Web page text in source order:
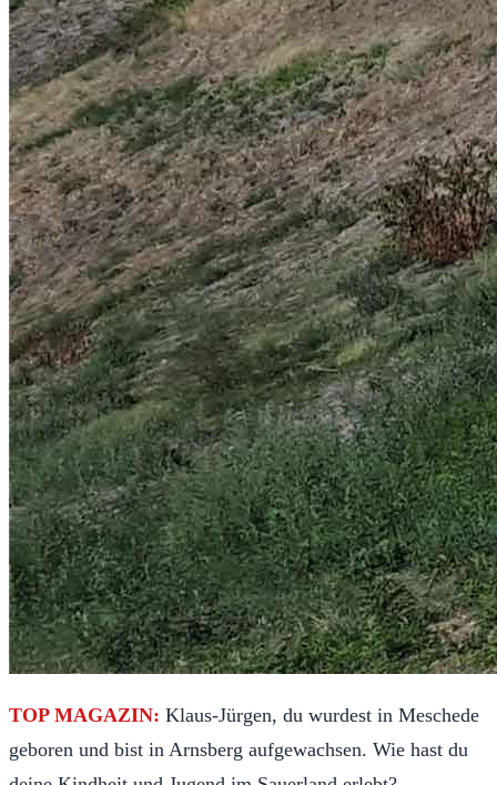
TOP MAGAZIN: Klaus-Jürgen, du wurdest in Meschede
geboren und bist in Arnsberg aufgewachsen. Wie hast du